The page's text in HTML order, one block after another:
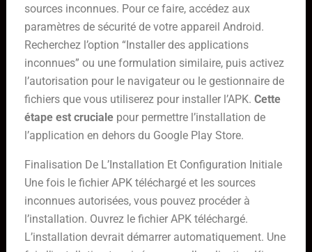
sources inconnues. Pour ce faire, accédez aux
paramètres de sécurité de votre appareil Android.
Recherchez l’option “Installer des applications
inconnues” ou une formulation similaire, puis activez
l’autorisation pour le navigateur ou le gestionnaire de
fichiers que vous utiliserez pour installer l’APK. Cette
étape est crucialepour permettre l’installation de
l’application en dehors du Google Play Store.
Finalisation De L’Installation Et Configuration Initiale
Une fois le fichier APK téléchargé et les sources
inconnues autorisées, vous pouvez procéder à
l’installation. Ouvrez le fichier APK téléchargé.
L’installation devrait démarrer automatiquement. Une